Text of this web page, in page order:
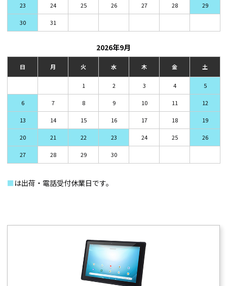
23 24 25 26 27 28 29
30 31
2026年9月
日 月 火 水 木 金 土
1 2 3 4 5
6 7 8 9 10 11 12
13 14 15 16 17 18 19
20 21 22 23 24 25 26
27 28 29 30
■ は出荷・電話受付休業日です。